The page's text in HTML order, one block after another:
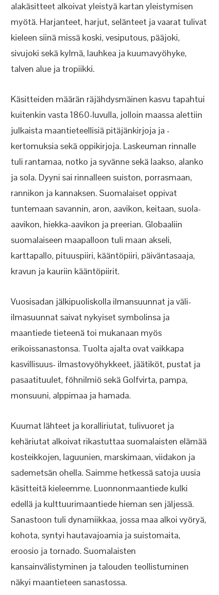
alakäsitteet alkoivat yleistyä kartan yleistymisen
myötä. Harjanteet, harjut, selänteet ja vaarat tulivat
kieleen siinä missä koski, vesiputous, pääjoki,
sivujoki sekä kylmä, lauhkea ja kuumavyöhyke,
talven alue ja tropiikki.
Käsitteiden määrän räjähdysmäinen kasvu tapahtui
kuitenkin vasta 1860-luvulla, jolloin maassa alettiin
julkaista maantieteellisiä pitäjänkirjoja ja -
kertomuksia sekä oppikirjoja. Laskeuman rinnalle
tuli rantamaa, notko ja syvänne sekä laakso, alanko
ja sola. Dyyni sai rinnalleen suiston, porrasmaan,
rannikon ja kannaksen. Suomalaiset oppivat
tuntemaan savannin, aron, aavikon, keitaan, suola-
aavikon, hiekka-aavikon ja preerian. Globaaliin
suomalaiseen maapalloon tuli maan akseli,
karttapallo, pituuspiiri, kääntöpiiri, päiväntasaaja,
kravun ja kauriin kääntöpiirit.
Vuosisadan jälkipuoliskolla ilmansuunnat ja väli-
ilmasuunnat saivat nykyiset symbolinsa ja
maantiede tieteenä toi mukanaan myös
erikoissanastonsa. Tuolta ajalta ovat vaikkapa
kasvillisuus- ilmastovyöhykkeet, jäätiköt, pustat ja
pasaatituulet, föhnilmiö sekä Golfvirta, pampa,
monsuuni, alppimaa ja hamada.
Kuumat lähteet ja koralliriutat, tulivuoret ja
kehäriutat alkoivat rikastuttaa suomalaisten elämää
kosteikkojen, laguunien, marskimaan, viidakon ja
sademetsän ohella. Saimme hetkessä satoja uusia
käsitteitä kieleemme. Luonnonmaantiede kulki
edellä ja kulttuurimaantiede hieman sen jäljessä.
Sanastoon tuli dynamiikkaa, jossa maa alkoi vyöryä,
kohota, syntyi hautavajoamia ja suistomaita,
eroosio ja tornado. Suomalaisten
kansainvälistyminen ja talouden teollistuminen
näkyi maantieteen sanastossa.